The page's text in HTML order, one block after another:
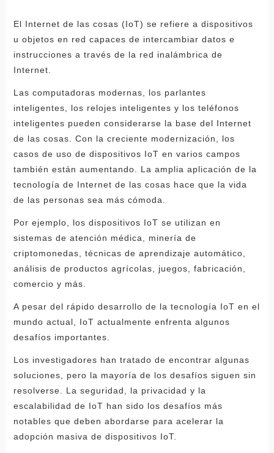
El Internet de las cosas (IoT) se refiere a dispositivos
u objetos en red capaces de intercambiar datos e
instrucciones a través de la red inalámbrica de
Internet.
Las computadoras modernas, los parlantes
inteligentes, los relojes inteligentes y los teléfonos
inteligentes pueden considerarse la base del Internet
de las cosas. Con la creciente modernización, los
casos de uso de dispositivos IoT en varios campos
también están aumentando. La amplia aplicación de la
tecnología de Internet de las cosas hace que la vida
de las personas sea más cómoda.
Por ejemplo, los dispositivos IoT se utilizan en
sistemas de atención médica, minería de
criptomonedas, técnicas de aprendizaje automático,
análisis de productos agrícolas, juegos, fabricación,
comercio y más.
A pesar del rápido desarrollo de la tecnología IoT en el
mundo actual, IoT actualmente enfrenta algunos
desafíos importantes.
Los investigadores han tratado de encontrar algunas
soluciones, pero la mayoría de los desafíos siguen sin
resolverse. La seguridad, la privacidad y la
escalabilidad de IoT han sido los desafíos más
notables que deben abordarse para acelerar la
adopción masiva de dispositivos IoT.